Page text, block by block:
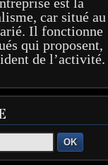
car situé au
Il fonctionne
qui proposent,
de l’activité.
OK